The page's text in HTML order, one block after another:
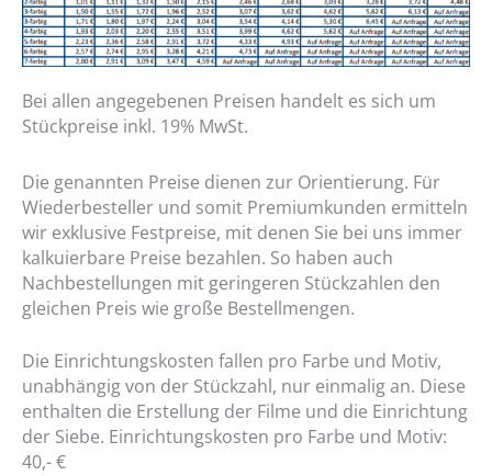
Bei allen angegebenen Preisen handelt es sich um
Stückpreise inkl. 19% MwSt.
Die genannten Preise dienen zur Orientierung. Für
Wiederbesteller und somit Premiumkunden ermitteln
wir exklusive Festpreise, mit denen Sie bei uns immer
kalkuierbare Preise bezahlen. So haben auch
Nachbestellungen mit geringeren Stückzahlen den
gleichen Preis wie große Bestellmengen.
Die Einrichtungskosten fallen pro Farbe und Motiv,
unabhängig von der Stückzahl, nur einmalig an. Diese
enthalten die Erstellung der Filme und die Einrichtung
der Siebe. Einrichtungskosten pro Farbe und Motiv:
40,- €